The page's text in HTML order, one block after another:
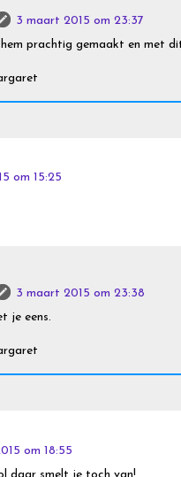
3 maart 2015 om 23:37
prachtig gemaakt en met
om 15:25
3 maart 2015 om 23:38
je eens.
om 18:55